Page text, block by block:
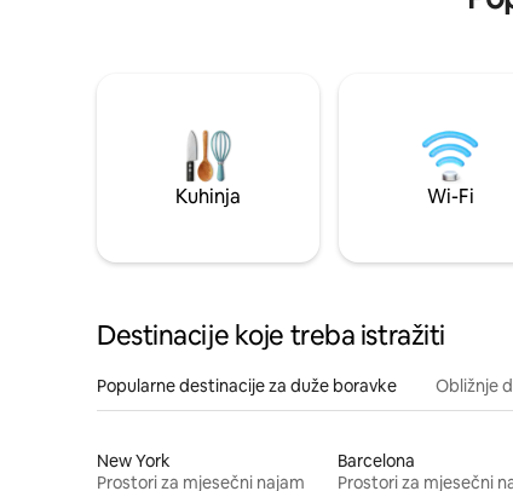
Kuhinja Wi-Fi
Destinacije koje treba istražiti
Popularne destinacije za duže boravke Obližnje
New York
Prostori za mjesečni najam
Barcelona
Prostori za mjesečni